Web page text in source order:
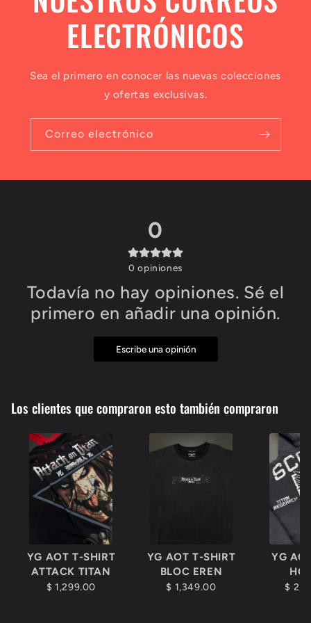
ELECTRÓNICOS
Sea el primero en conocer las nuevas colecciones
y ofertas exclusivas.
Correo electrónico
0
0 opiniones
Todavía no hay opiniones. Sé el
primero en añadir una opinión.
Escribe una opinión
Los clientes que compraron esto también compraron
YG AOT T-SHIRT
ATTACK TITAN
$ 1,299.00
YG AOT T-SHIRT
BLOC EREN
$ 1,349.00
YG
$